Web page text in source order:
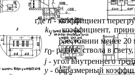
гдеn- коэффициент
kу- коэффициент,
расстоянии менее 20
r0- радиус ствола в
j- угол внутреннего
y- безразмерный